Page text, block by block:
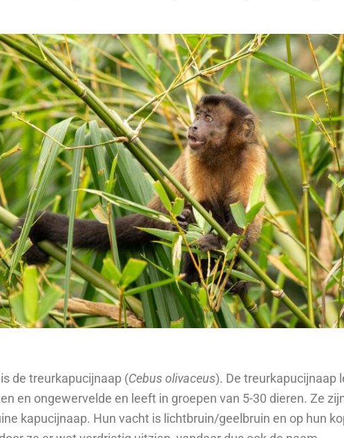
de treurkapucijnaap (Cebus olivaceus). De treurkapucijnaap
en ongewervelde en leeft in groepen van 5-30 dieren. Ze
kapucijnaap. Hun vacht is lichtbruin/geelbruin en op hun